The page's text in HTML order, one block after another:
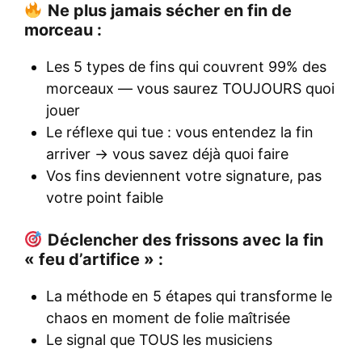
Ne plus jamais sécher en fin de
morceau :
Les 5 types de fins qui couvrent 99% des
morceaux — vous saurez TOUJOURS quoi
jouer
Le réflexe qui tue : vous entendez la fin
arriver → vous savez déjà quoi faire
Vos fins deviennent votre signature, pas
votre point faible
Déclencher des frissons avec la fin
« feu d’artifice » :
La méthode en 5 étapes qui transforme le
chaos en moment de folie maîtrisée
Le signal que TOUS les musiciens